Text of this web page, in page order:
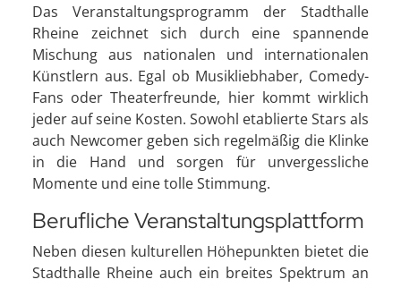
Das Veranstaltungsprogramm der Stadthalle
Rheine zeichnet sich durch eine spannende
Mischung aus nationalen und internationalen
Künstlern aus. Egal ob Musikliebhaber, Comedy-
Fans oder Theaterfreunde, hier kommt wirklich
jeder auf seine Kosten. Sowohl etablierte Stars als
auch Newcomer geben sich regelmäßig die Klinke
in die Hand und sorgen für unvergessliche
Momente und eine tolle Stimmung.
Berufliche Veranstaltungsplattform
Neben diesen kulturellen Höhepunkten bietet die
Stadthalle Rheine auch ein breites Spektrum an